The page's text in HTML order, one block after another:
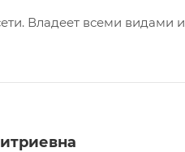
Владеет всеми видами